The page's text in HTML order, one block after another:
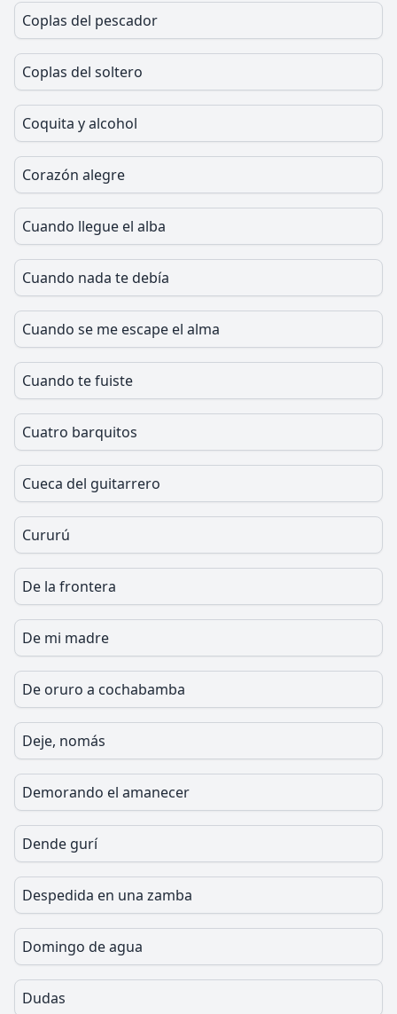
Coplas del pescador
Coplas del soltero
Coquita y alcohol
Corazón alegre
Cuando llegue el alba
Cuando nada te debía
Cuando se me escape el alma
Cuando te fuiste
Cuatro barquitos
Cueca del guitarrero
Cururú
De la frontera
De mi madre
De oruro a cochabamba
Deje, nomás
Demorando el amanecer
Dende gurí
Despedida en una zamba
Domingo de agua
Dudas